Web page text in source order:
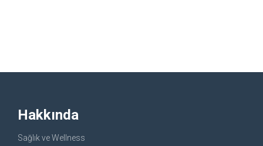
Hakkında
Sağlık ve Wellness